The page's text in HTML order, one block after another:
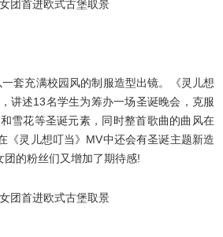
充满校园风的制服造型出镜。《灵儿想
讲述13名学生为筹办一场圣诞晚会，克服
雪花等圣诞元素，同时整首歌曲的曲风在
《灵儿想叮当》MV中还会有圣诞主题新造
的粉丝们又增加了期待感!